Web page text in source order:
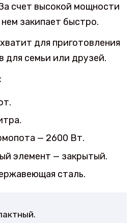
счет высокой мощности
закипает быстро.
для приготовления
для семьи или друзей.
:
— 2600 Вт.
элемент — закрытый.
сталь.